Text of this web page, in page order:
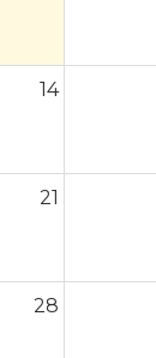
14
21
28